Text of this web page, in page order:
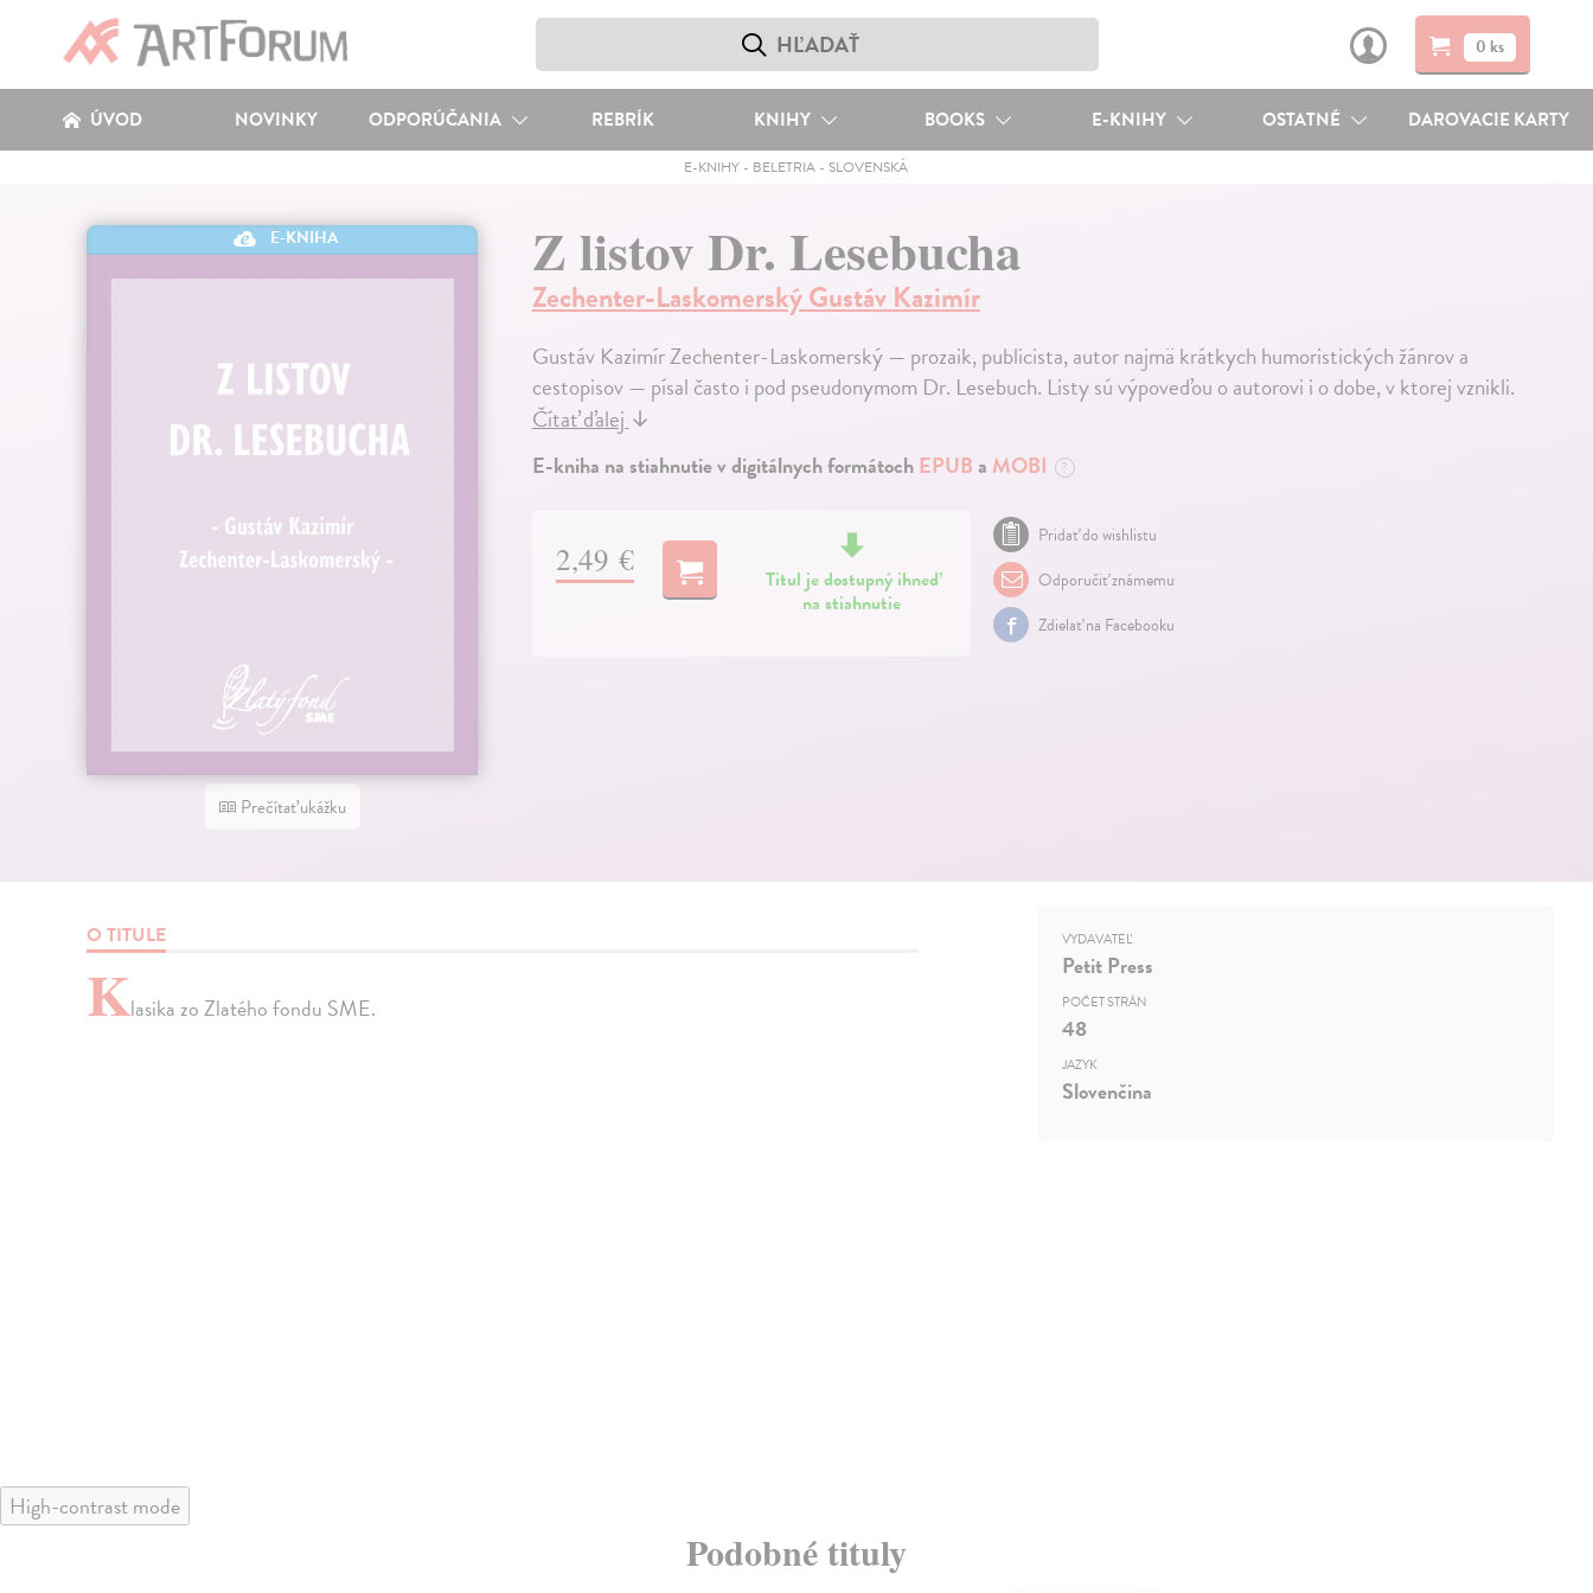
0 ks
ÚVOD NOVINKY ODPORÚČANIA REBRÍK KNIHY BOOKS E-KNIHY OSTATNÉ DAROVACIE KARTY
E-KNIHY - BELETRIA - SLOVENSKÁ
E-KNIHA
Prečítať ukážku
Z listov Dr. Lesebucha
Zechenter-Laskomerský Gustáv Kazimír
Gustáv Kazimír Zechenter-Laskomerský — prozaik, publicista, autor najmä krátkych humoristických žánrov a
cestopisov — písal často i pod pseudonymom Dr. Lesebuch. Listy sú výpoveďou o autorovi i o dobe, v ktorej vznikli.
Čítať ďalej↓
E-kniha na stiahnutie v digitálnych formátochEPUBa MOBI ?
2,49 €
Titul je dostupný ihneď
na stiahnutie
Pridať do wishlistu
Odporučiť známemu
Zdielať na Facebooku
O TITULE
Klasika zo Zlatého fondu SME.
VYDAVATEĽ
Petit Press
POČET STRÁN
48
JAZYK
Slovenčina
High-contrast mode
Podobné tituly